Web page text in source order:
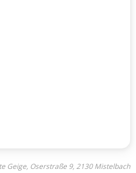
Geige, Oserstraße 9, 2130 Mistelbach